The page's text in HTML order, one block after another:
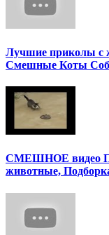
Лучшие приколы с
Смешные Коты
СМЕШНОЕ видео
животные,